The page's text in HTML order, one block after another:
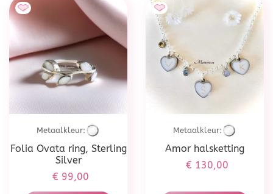
Metaalkleur:
Folia Ovata ring, Sterling
Silver
€ 99,00
Metaalkleur:
Amor halsketting
€ 130,00